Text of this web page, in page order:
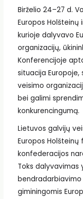
Birželio 24–27 d.
Europos Holšteinų
kurioje dalyvavo
organizacijų,
Konferencijoje
situacija Europoje,
veisimo
bei galimi
konkurencingumą.
Lietuvos galvijų
Europos Holšteinų
konfederacijos
Toks
bendradarbiavimo
giminingomis